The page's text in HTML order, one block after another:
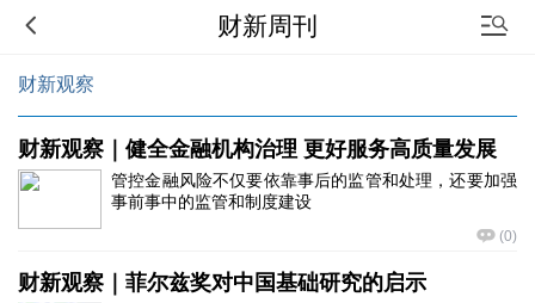
财新周刊
财新观察
财新观察｜健全金融机构治理 更好服务高质量发展
管控金融风险不仅要依靠事后的监管和处理，还要加强
事前事中的监管和制度建设
(0)
财新观察｜菲尔兹奖对中国基础研究的启示